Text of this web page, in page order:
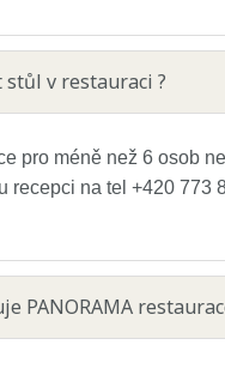
v restauraci ?
pro méně než 6 osob
recepci na tel +420 773
PANORAMA